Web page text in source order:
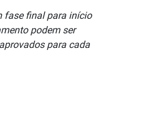
fase final para início
podem ser
para cada